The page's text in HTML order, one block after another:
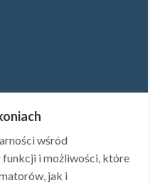
wśród
i możliwości, które
jak i